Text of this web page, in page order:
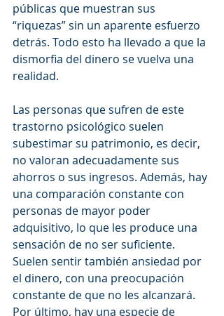
públicas que muestran sus
“riquezas” sin un aparente esfuerzo
detrás. Todo esto ha llevado a que la
dismorfia del dinero se vuelva una
realidad.
Las personas que sufren de este
trastorno psicológico suelen
subestimar su patrimonio, es decir,
no valoran adecuadamente sus
ahorros o sus ingresos. Además, hay
una comparación constante con
personas de mayor poder
adquisitivo, lo que les produce una
sensación de no ser suficiente.
Suelen sentir también ansiedad por
el dinero, con una preocupación
constante de que no les alcanzará.
Por último, hay una especie de